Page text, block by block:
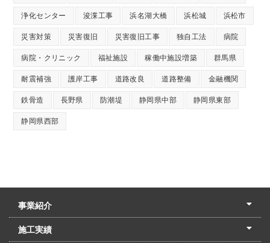
浄化センター 浚渫工事 浜名湖大橋 浜松城 浜松市
災害対策 災害復旧 災害復旧工事 独自工法 病院
病院・クリニック 福祉施設 稼働中施設増築 群馬県
耐震補強 護岸工事 道路改良 道路整備 金融機関
鉄骨造 長野県 防潮堤 静岡県中部 静岡県東部
静岡県西部
事業紹介
土木本部
建築本部
PPP・PFI
リフォーム・リノベーション
中村建設の家
施工実績